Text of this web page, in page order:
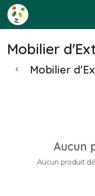
Se rendre au contenu
Mobilier
Mobilier
Aucun
Aucun produit